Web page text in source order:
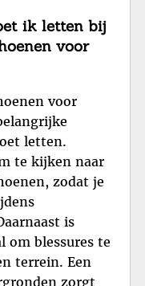
ik letten bij
voor
voor
letten.
te kijken naar
zodat je
is
om blessures te
terrein. Een
zorgt